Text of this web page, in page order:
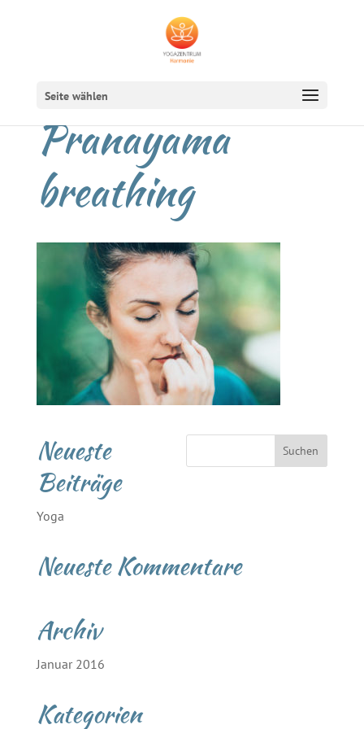
Seite wählen
Pranayama
breathing
Neueste
Beiträge
Yoga
Neueste Kommentare
Archiv
Januar 2016
Kategorien